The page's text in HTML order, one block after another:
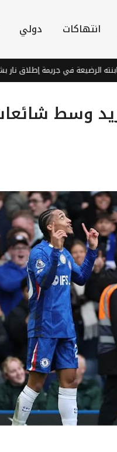
انتهاكات دولي
في جريمة إطلاق نار بشبوة
وسط